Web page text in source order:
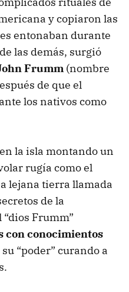
y copiaron las
entonaban durante
las demás, surgió
Frumm (nombre
de que el
los nativos como
la isla montando un
rugía como el
lejana tierra llamada
de la
Frumm”
con conocimientos
“poder” curando a